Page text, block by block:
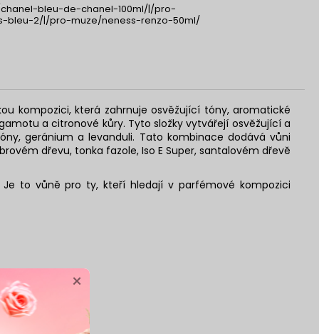
bleu-de-chanel-100ml/|/pro-
bleu-2/|/pro-muze/neness-renzo-50ml/
kompozici, která zahrnuje osvěžující tóny, aromatické
a citronové kůry. Tyto složky vytvářejí osvěžující a
geránium a levanduli. Tato kombinace dodává vůni
dřevu, tonka fazole, Iso E Super, santalovém dřevě
to vůně pro ty, kteří hledají v parfémové kompozici
×